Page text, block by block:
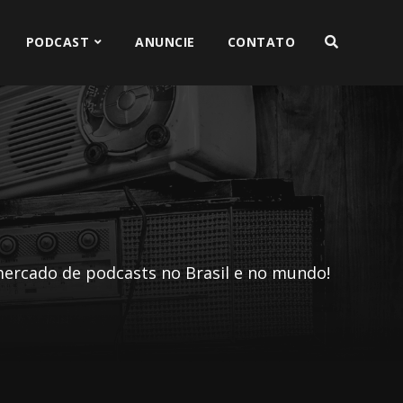
PODCAST ANUNCIE CONTATO
de podcasts no Brasil e no mundo!